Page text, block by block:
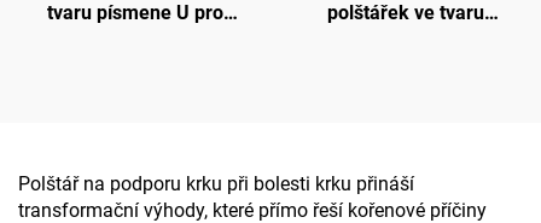
tvaru písmene U pro
polštářek ve tvaru
Polštář na podporu krku při bolesti krku přináší
transformační výhody, které přímo řeší kořenové příčiny